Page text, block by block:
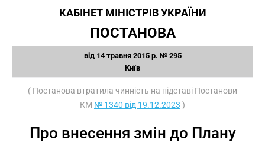
КАБІНЕТ МІНІСТРІВ УКРАЇНИ
ПОСТАНОВА
від 14 травня 2015 р. № 295
Київ
( Постанова втратила чинність на підставі Постанови
КМ № 1340 від 19.12.2023 )
Про внесення змін до Плану